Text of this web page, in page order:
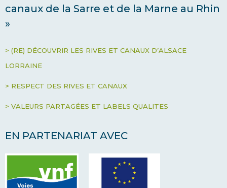
canaux de la Sarre et de la Marne au Rhin
»
> (RE) DÉCOUVRIR LES RIVES ET CANAUX D’ALSACE
LORRAINE
> RESPECT DES RIVES ET CANAUX
> VALEURS PARTAGÉES ET LABELS QUALITES
EN PARTENARIAT AVEC